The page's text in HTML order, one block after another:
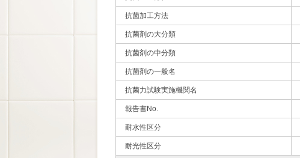
抗菌加工方法
抗菌剤の大分類
抗菌剤の中分類
抗菌剤の一般名
抗菌力試験実施機関名
報告書No.
耐水性区分
耐光性区分